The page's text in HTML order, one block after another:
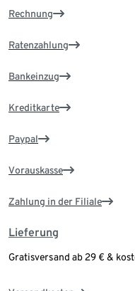
Rechnung
Ratenzahlung
Bankeinzug
Kreditkarte
Paypal
Vorauskasse
Zahlung in der Filiale
Lieferung
Gratisversand ab 29 € &